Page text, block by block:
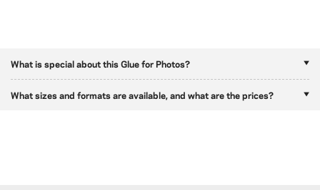
What is special about this Glue for Photos?
What sizes and formats are available, and what are the prices?